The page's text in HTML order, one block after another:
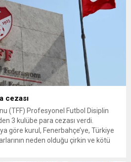
cezası
(TFF) Profesyonel Futbol Disiplin
3 kulübe para cezası verdi.
göre kurul, Fenerbahçe’ye, Türkiye
neden olduğu çirkin ve kötü